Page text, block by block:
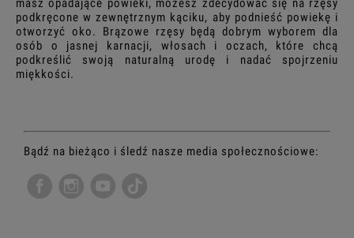
masz opadające powieki, możesz zdecydować się na rzęsy
podkręcone w zewnętrznym kąciku, aby podnieść powiekę i
otworzyć oko. Brązowe rzęsy będą dobrym wyborem dla
osób o jasnej karnacji, włosach i oczach, które chcą
podkreślić swoją naturalną urodę i nadać spojrzeniu
miękkości.
Bądź na bieżąco i śledź nasze media społecznościowe: